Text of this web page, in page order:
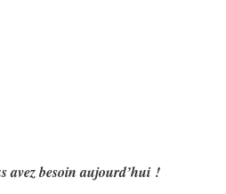
avez besoin aujourd’hui !